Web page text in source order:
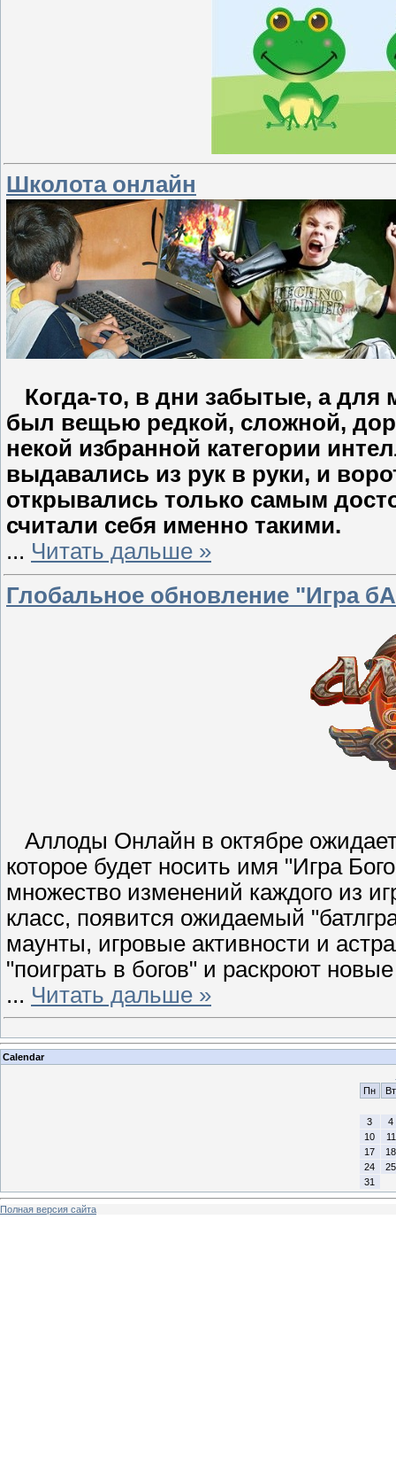
Школота онлайн
Когда-то, в дни забытые, а для
был вещью редкой, сложной,
некой избранной категории
выдавались из рук в руки, и
открывались только самым
считали себя именно такими.
... Читать дальше »
Глобальное обновление "Игра
Аллоды Онлайн в октябре
которое будет носить имя "Игра
множество изменений каждого из
класс, появится ожидаемый
маунты, игровые активности и
"поиграть в богов" и раскроют
... Читать дальше »
Calendar
Пн
Вт
3
4
10
11
17
18
24
25
31
Полная версия сайта